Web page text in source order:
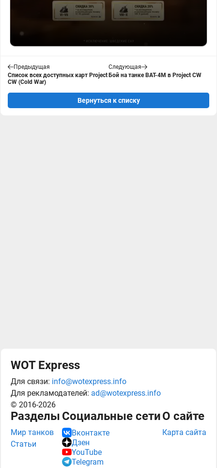
Предыдущая
Список всех доступных карт Project
CW (Cold War)
Следующая
Бой на танке BAT-4M в Project CW
Вернуться к списку
WOT Express
Для связи: info@wotexpress.info
Для рекламодателей: ad@wotexpress.info
© 2016-2026
Разделы
Мир танков
Статьи
Социальные сети
Вконтакте
Дзен
YouTube
Telegram
О сайте
Карта сайта